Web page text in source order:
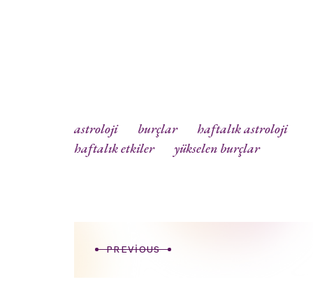
astroloji burçlar
haftalık astroloji
haftalık etkiler
yükselen burçlar
PREVIOUS